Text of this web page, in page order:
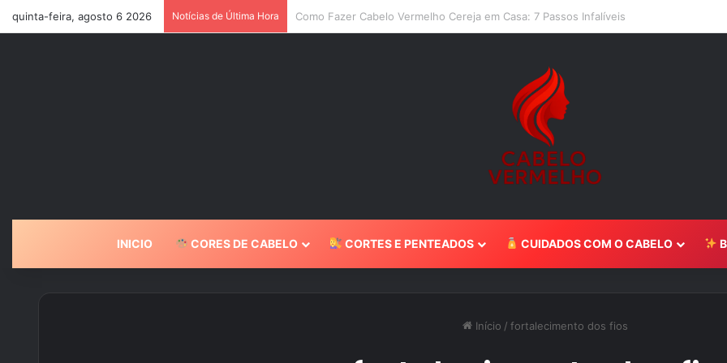
quinta-feira, agosto 6 2026 Notícias de Última Hora 7 Tons de Cabelo Caramelo: Guia Completo 2024
INICIO CORES DE CABELO CORTES E PENTEADOS CUIDADOS COM O CABELO
Início / fortalecimento dos fios